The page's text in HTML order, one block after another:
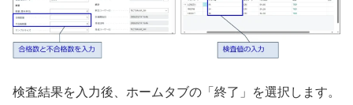
検査結果を入力後、ホームタブの「終了」を選択します。